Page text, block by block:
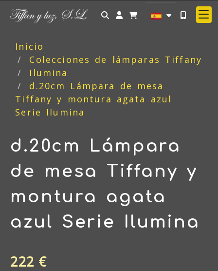
Identifícate
Inicio
Colecciones de lámparas Tiffany
Ilumina
d.20cm Lámpara de mesa
Tiffany y montura agata azul
Serie Ilumina
d.20cm Lámpara
de mesa Tiffany y
montura agata
azul Serie Ilumina
222 €